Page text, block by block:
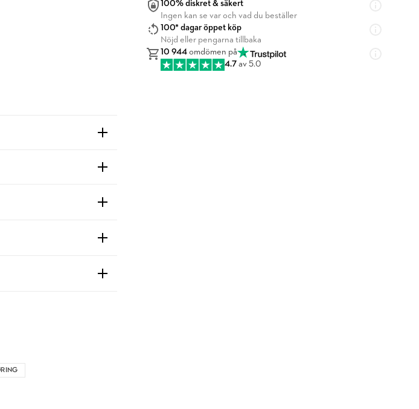
100% diskret & säkert
Ingen kan se var och vad du beställer
100* dagar öppet köp
Nöjd eller pengarna tillbaka
10 944 omdömen på
4.7 av 5.0